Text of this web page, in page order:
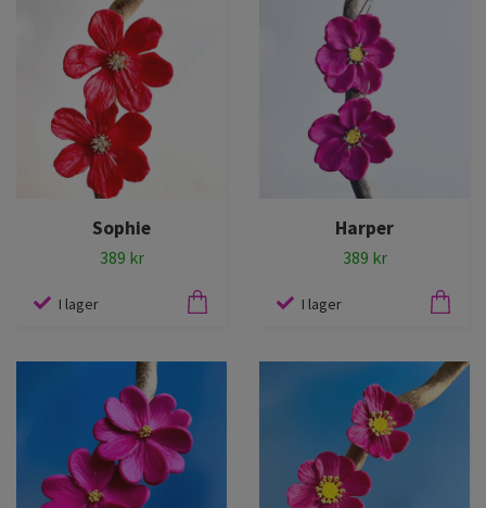
Sophie
389 kr
I lager
Harper
389 kr
I lager